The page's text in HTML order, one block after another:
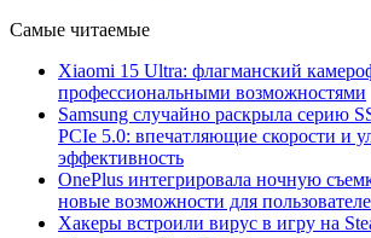
Самые читаемые
Xiaomi 15 Ultra: флагманский
профессиональными возможностями
Samsung случайно раскрыла серию
PCIe 5.0: впечатляющие скорости и
эффективность
OnePlus интегрировала ночную
новые возможности для
Хакеры встроили вирус в игру на